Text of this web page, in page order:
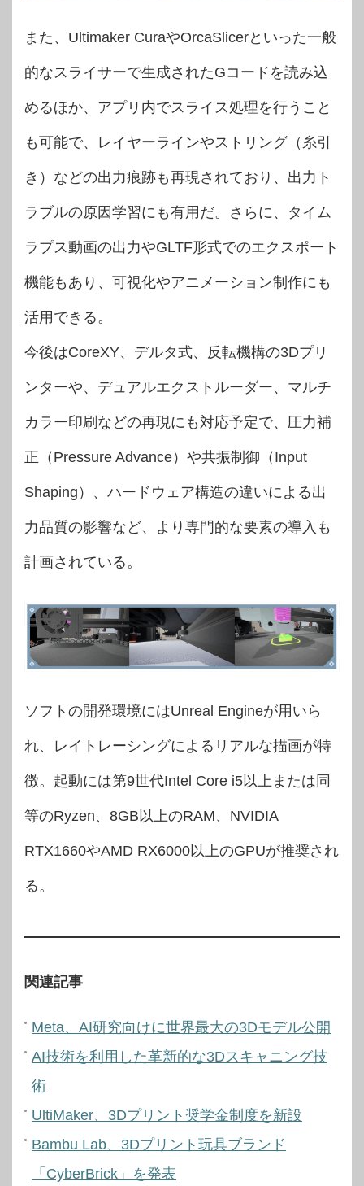
また、Ultimaker CuraやOrcaSlicerといった一般
的なスライサーで生成されたGコードを読み込
めるほか、アプリ内でスライス処理を行うこと
も可能で、レイヤーラインやストリング（糸引
き）などの出力痕跡も再現されており、出力ト
ラブルの原因学習にも有用だ。さらに、タイム
ラプス動画の出力やGLTF形式でのエクスポート
機能もあり、可視化やアニメーション制作にも
活用できる。
今後はCoreXY、デルタ式、反転機構の3Dプリ
ンターや、デュアルエクストルーダー、マルチ
カラー印刷などの再現にも対応予定で、圧力補
正（Pressure Advance）や共振制御（Input
Shaping）、ハードウェア構造の違いによる出
力品質の影響など、より専門的な要素の導入も
計画されている。
ソフトの開発環境にはUnreal Engineが用いら
れ、レイトレーシングによるリアルな描画が特
徴。起動には第9世代Intel Core i5以上または同
等のRyzen、8GB以上のRAM、NVIDIA
RTX1660やAMD RX6000以上のGPUが推奨され
る。
関連記事
Meta、AI研究向けに世界最大の3Dモデル公開
AI技術を利用した革新的な3Dスキャニング技
術
UltiMaker、3Dプリント奨学金制度を新設
Bambu Lab、3Dプリント玩具ブランド
「CyberBrick」を発表